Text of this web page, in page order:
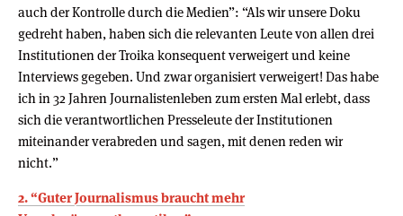
auch der Kontrolle durch die Medien”: “Als wir unsere Doku
gedreht haben, haben sich die relevanten Leute von allen drei
Institutionen der Troika konsequent verweigert und keine
Interviews gegeben. Und zwar organisiert verweigert! Das habe
ich in 32 Jahren Journalistenleben zum ersten Mal erlebt, dass
sich die verantwortlichen Presseleute der Institutionen
miteinander verabreden und sagen, mit denen reden wir
nicht.”
2. “Guter Journalismus braucht mehr